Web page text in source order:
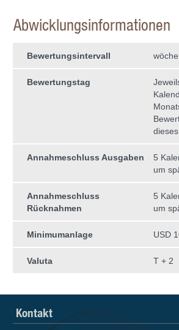
Abwicklungsinformationen
Bewertungsintervall
Bewertungstag
Annahmeschluss Ausgaben
5
um
Annahmeschluss
Rücknahmen
5
um
Minimumanlage USD
Valuta T + 2
Kontakt